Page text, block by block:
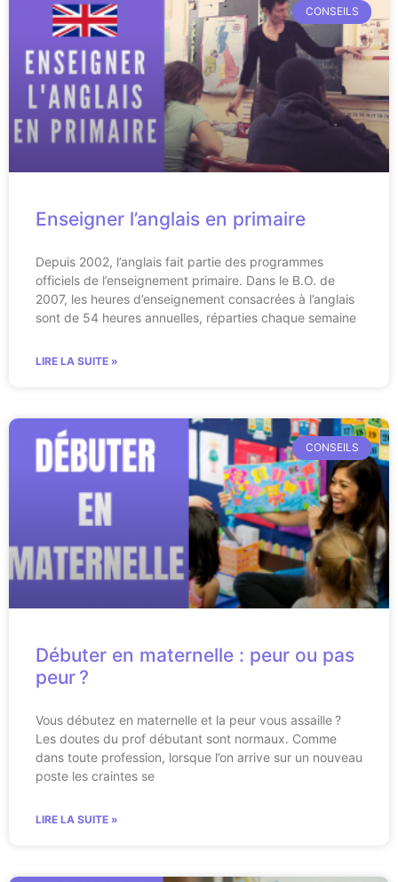
CONSEILS
Enseigner l’anglais en primaire
Depuis 2002, l’anglais fait partie des programmes
officiels de l’enseignement primaire. Dans le B.O. de
2007, les heures d’enseignement consacrées à l’anglais
sont de 54 heures annuelles, réparties chaque semaine
LIRE LA SUITE »
CONSEILS
Débuter en maternelle : peur ou pas
peur ?
Vous débutez en maternelle et la peur vous assaille ?
Les doutes du prof débutant sont normaux. Comme
dans toute profession, lorsque l’on arrive sur un nouveau
poste les craintes se
LIRE LA SUITE »